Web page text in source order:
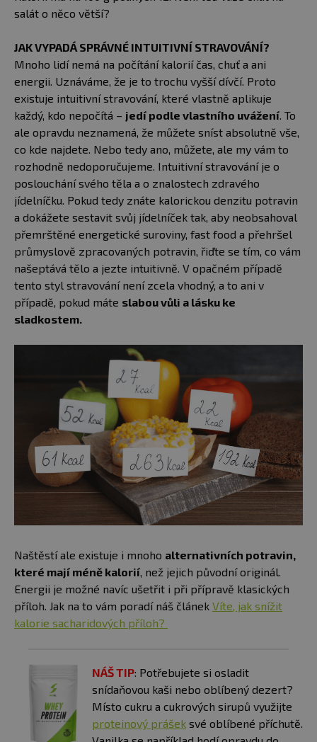
salát o něco větší?
JAK VYPADÁ SPRÁVNÉ INTUITIVNÍ STRAVOVÁNÍ?
Mnoho lidí nemá na počítání kalorií čas, chuť a ani
energii. Uznáváme, že je to trochu vyšší dívčí. Proto
existuje intuitivní stravování, které vlastně aplikuje
každý, kdo nepočítá – jedí podle vlastního uvážení. To
ale opravdu neznamená, že můžete sníst absolutně vše,
co kde najdete. Nebo tedy ano, můžete, ale my vám to
rozhodně nedoporučujeme. Intuitivní stravování je o
poslouchání svého těla a o znalostech zdravého
jídelníčku. Pokud tedy znáte kalorickou denzitu potravin
a dokážete sestavit svůj jídelníček tak, aby neobsahoval
přemrštěné energetické suroviny, fast food a přehršel
průmyslově zpracovaných potravin, řiďte se tím, co vám
našeptává tělo a jezte intuitivně. V opačném případě
tento styl stravování není zcela vhodný, a to ani v
případě, pokud máte slabou vůli a lásku ke
sladkostem.
Naštěstí ale existuje i mnoho alternativních potravin,
které mají méně kalorií, než jejich původní originál.
Energii je možné navíc ušetřit i při přípravě klasických
příloh. Jak na to vám poradí náš článek Víte, jak snížit
kalorie sacharidových příloh?
NÁŠ TIP: Potřebujete si osladit
snídaňovou kaši nebo oblíbený dezert?
Místo cukru a cukrových sirupů využijte
proteinový prášek své oblíbené příchutě.